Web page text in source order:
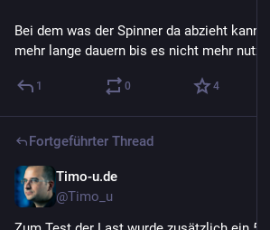
Bei dem was der Spinner da abzieht kann
mehr lange dauern bis es nicht mehr
1 0 4
Fortgeführter Thread
Timo-u.de
@Timo_u